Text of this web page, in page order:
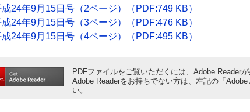
24年9月15日号（2ページ）（PDF:749 KB）
24年9月15日号（3ページ）（PDF:476 KB）
24年9月15日号（4ページ）（PDF:495 KB）
PDFファイルをご覧いただくには、Adobe Readerが
Adobe Readerをお持ちでない方は、左記の「
い。